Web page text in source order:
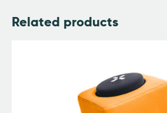
Related products